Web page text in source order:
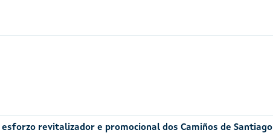
revitalizador e promocional dos Camiños de Santiago